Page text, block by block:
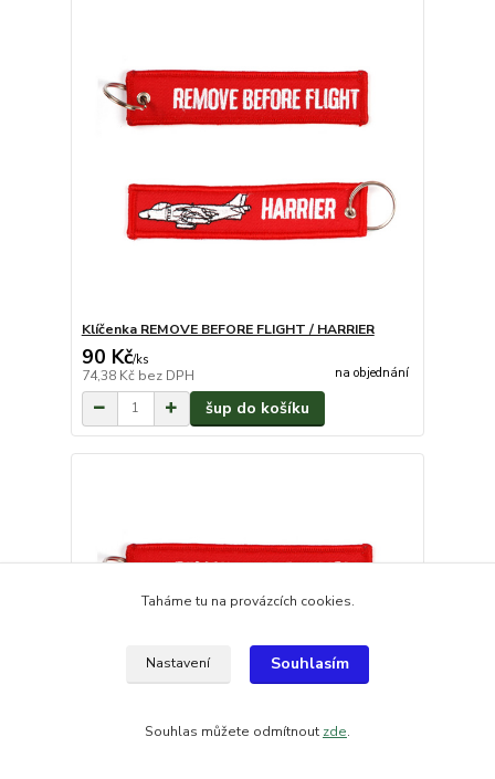
Klíčenka REMOVE BEFORE FLIGHT / HARRIER
90 Kč/ks
74,38 Kč bez DPH na objednání
šup do košíku
Taháme tu na provázcích cookies.
Nastavení Souhlasím
Souhlas můžete odmítnout zde.